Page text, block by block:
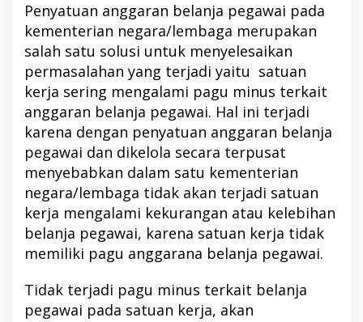
Penyatuan anggaran belanja pegawai pada
kementerian negara/lembaga merupakan
salah satu solusi untuk menyelesaikan
permasalahan yang terjadi yaitu satuan
kerja sering mengalami pagu minus terkait
anggaran belanja pegawai. Hal ini terjadi
karena dengan penyatuan anggaran belanja
pegawai dan dikelola secara terpusat
menyebabkan dalam satu kementerian
negara/lembaga tidak akan terjadi satuan
kerja mengalami kekurangan atau kelebihan
belanja pegawai, karena satuan kerja tidak
memiliki pagu anggarana belanja pegawai.
Tidak terjadi pagu minus terkait belanja
pegawai pada satuan kerja, akan